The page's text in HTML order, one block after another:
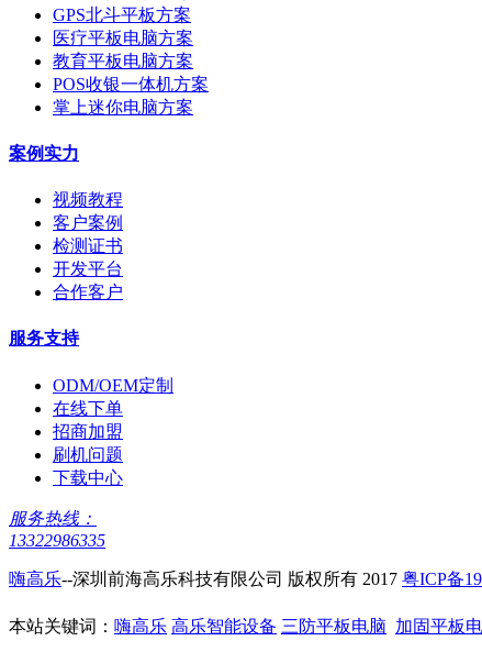
GPS北斗平板方案
医疗平板电脑方案
教育平板电脑方案
POS收银一体机方案
掌上迷你电脑方案
案例实力
视频教程
客户案例
检测证书
开发平台
合作客户
服务支持
ODM/OEM定制
在线下单
招商加盟
刷机问题
下载中心
服务热线：
13322986335
嗨高乐--深圳前海高乐科技有限公司 版权所有 2017 粤ICP备
本站关键词： 嗨高乐 高乐智能设备 三防平板电脑 加固平板